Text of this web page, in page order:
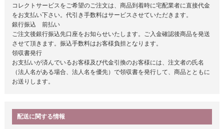
コレクトサービスをご希望のご注文は、商品到着時に宅配業者に直接代金
をお支払い下さい。代引き手数料はサービスさせていただきます。
銀行振込 前払い
ご注文後銀行振込先口座をお知らせいたします。ご入金確認後商品を発送
させて頂きます。振込手数料はお客様負担となります。
領収書発行
お支払いが済んでいるお客様及び代金引換のお客様には、注文者の氏名
（法人名がある場合、法人名を優先）で領収書を発行して、商品とともに
お送りします。
配送に関する情報